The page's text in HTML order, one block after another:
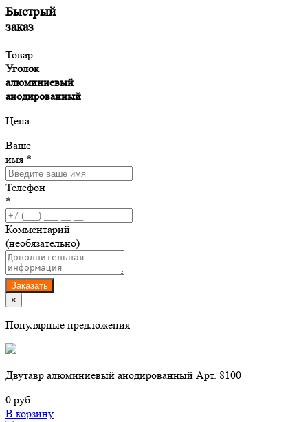
Быстрый
заказ
Товар:
Уголок
алюминиевый
анодированный
Цена:
Ваше
имя *
Телефон
*
Комментарий
(необязательно)
Заказать
×
Популярные предложения
Двутавр алюминиевый анодированный Арт. 8100
0 руб.
В корзину